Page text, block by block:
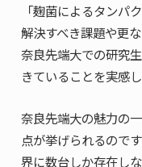
「麹菌によるタンパ
解決すべき課題や更
奈良先端大での研究
きていることを実感し
奈良先端大の魅力の
点が挙げられるので
界に数台しか存在し